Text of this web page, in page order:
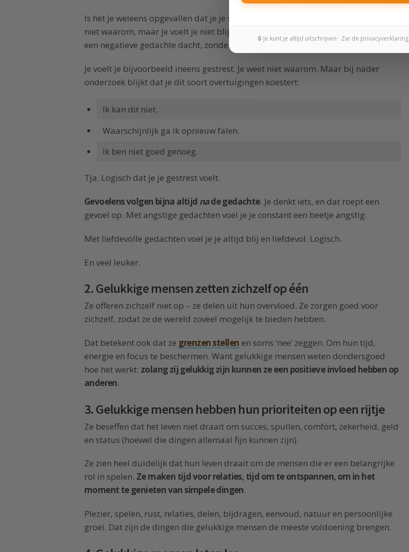
Is het je weleens opgevallen dat je je soms ineens minder gelukkig voelt? Je weet
niet waarom, maar je voelt je niet blij. Wat er waarschijnlijk gebeurde is dat je
een negatieve gedachte dacht, zonder dat je je er zelf van bewust was.
Je voelt je bijvoorbeeld ineens gestrest. Je weet niet waarom. Maar bij nader
onderzoek blijkt dat je dit soort overtuigingen koestert:
Ik kan dit niet.
Waarschijnlijk ga ik opnieuw falen.
Ik ben niet goed genoeg.
Tja. Logisch dat je je gestrest voelt.
Gevoelens volgen bijna altijd nade gedachte. Je denkt iets, en dat roept een
gevoel op. Met angstige gedachten voel je je constant een beetje angstig.
Met liefdevolle gedachten voel je je altijd blij en liefdevol. Logisch.
En veel leuker.
2. Gelukkige mensen zetten zichzelf op één
Ze offeren zichzelf niet op – ze delen uit hun overvloed. Ze zorgen goed voor
zichzelf, zodat ze de wereld zoveel mogelijk te bieden hebben.
Dat betekent ook dat ze grenzen stellen en soms ‘nee’ zeggen. Om hun tijd,
energie en focus te beschermen. Want gelukkige mensen weten dondersgoed
hoe het werkt: zolang zij gelukkig zijn kunnen ze een positieve invloed hebben op
anderen.
3. Gelukkige mensen hebben hun prioriteiten op een rijtje
Ze beseffen dat het leven niet draait om succes, spullen, comfort, zekerheid, geld
en status (hoewel die dingen allemaal fijn kunnen zijn).
Ze zien heel duidelijk dat hun leven draait om de mensen die er een belangrijke
rol in spelen. Ze maken tijd voor relaties, tijd om te ontspannen, om in het
moment te genieten van simpele dingen.
Plezier, spelen, rust, relaties, delen, bijdragen, eenvoud, natuur en persoonlijke
groei. Dat zijn de dingen die gelukkige mensen de meeste voldoening brengen.
🔒 Je kunt je altijd uitschrijven · Zie de privacyverklaring